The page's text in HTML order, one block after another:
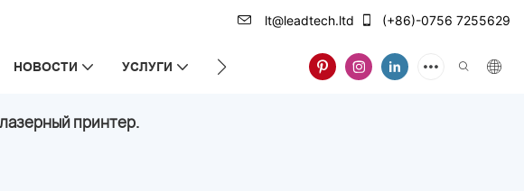
lt@leadtech.ltd (+86)-0756 7255629
НОВОСТИ УСЛУГИ О НАС
принтер.